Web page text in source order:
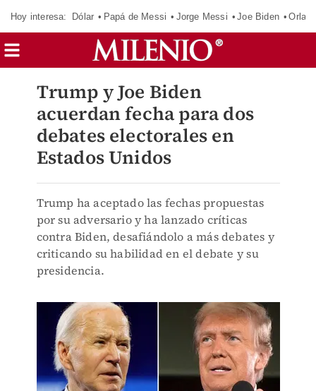
Hoy interesa: Dólar Papá de Messi Jorge Messi Joe Biden
Trump y Joe Biden
acuerdan fecha para dos
debates electorales en
Estados Unidos
Trump ha aceptado las fechas propuestas
por su adversario y ha lanzado críticas
contra Biden, desafiándolo a más debates y
criticando su habilidad en el debate y su
presidencia.